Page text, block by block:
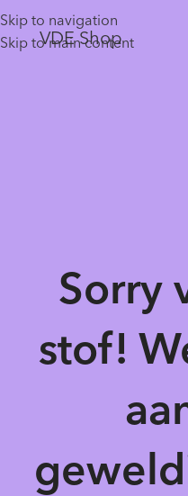
Skip to navigation
Skip to main content
VDE Shop
Sorry
stof!